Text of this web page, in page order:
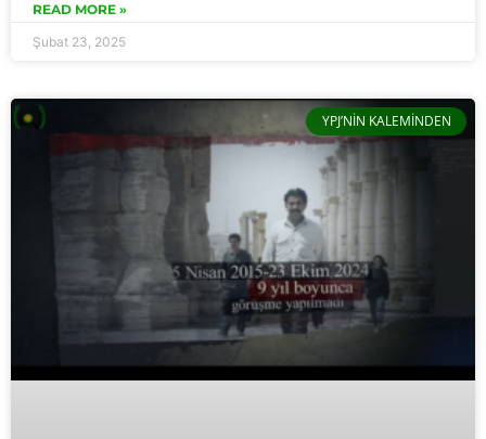
READ MORE »
Şubat 23, 2025
YPJ’NIN KALEMINDEN